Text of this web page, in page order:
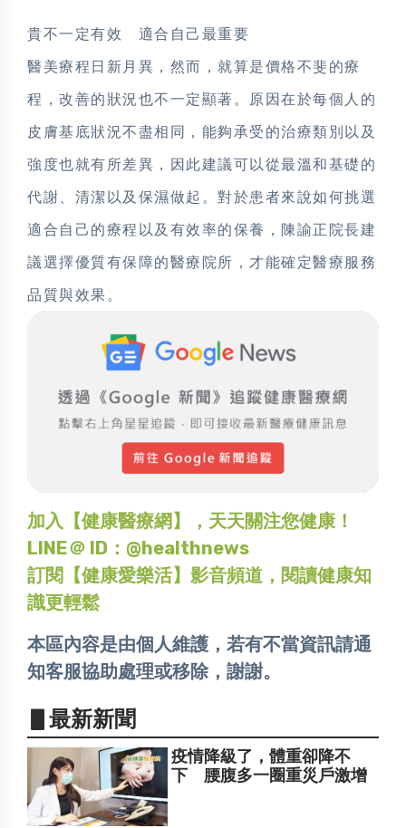
貴不一定有效 適合自己最重要
醫美療程日新月異，然而，就算是價格不斐的療
程，改善的狀況也不一定顯著。原因在於每個人的
皮膚基底狀況不盡相同，能夠承受的治療類別以及
強度也就有所差異，因此建議可以從最溫和基礎的
代謝、清潔以及保濕做起。對於患者來說如何挑選
適合自己的療程以及有效率的保養，陳諭正院長建
議選擇優質有保障的醫療院所，才能確定醫療服務
品質與效果。
加入【健康醫療網】，天天關注您健康！
LINE＠ ID：@healthnews
訂閱【健康愛樂活】影音頻道，閱讀健康知
識更輕鬆
本區內容是由個人維護，若有不當資訊請通
知客服協助處理或移除，謝謝。
▋最新新聞
疫情降級了，體重卻降不
下 腰腹多一圈重災戶激增